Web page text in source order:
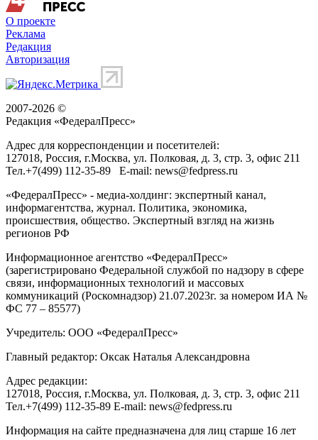
О проекте
Реклама
Редакция
Авторизация
2007-2026 ©
Редакция «ФедералПресс»
Адрес для корреспонденции и посетителей:
127018, Россия, г.Москва, ул. Полковая, д. 3, стр. 3, офис 211
Тел.+7(499) 112-35-89 E-mail: news@fedpress.ru
«ФедералПресс» - медиа-холдинг: экспертный канал,
информагентства, журнал. Политика, экономика,
происшествия, общество. Экспертный взгляд на жизнь
регионов РФ
Информационное агентство «ФедералПресс»
(зарегистрировано Федеральной службой по надзору в сфере
связи, информационных технологий и массовых
коммуникаций (Роскомнадзор) 21.07.2023г. за номером ИА №
ФС 77 – 85577)
Учредитель: ООО «ФедералПресс»
Главный редактор: Оксак Наталья Александровна
Адрес редакции:
127018, Россия, г.Москва, ул. Полковая, д. 3, стр. 3, офис 211
Тел.+7(499) 112-35-89 E-mail: news@fedpress.ru
Информация на сайте предназначена для лиц старше 16 лет